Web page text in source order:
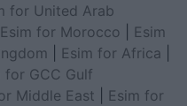
for United Arab
Esim for Morocco
Esim
Esim for Africa
for GCC Gulf
Middle East
Esim for